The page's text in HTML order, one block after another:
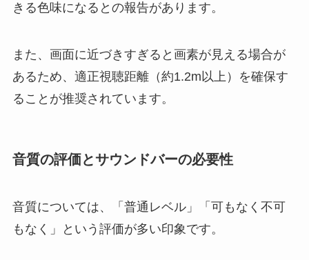
きる色味になるとの報告があります。
また、画面に近づきすぎると画素が見える場合が
あるため、適正視聴距離（約1.2m以上）を確保す
ることが推奨されています。
音質の評価とサウンドバーの必要性
音質については、「普通レベル」「可もなく不可
もなく」という評価が多い印象です。